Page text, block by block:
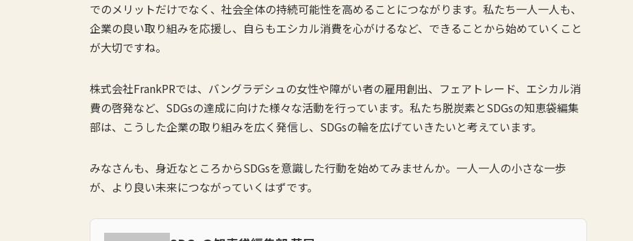
でのメリットだけでなく、社会全体の持続可能性を高めることにつながります。私たち一人一人も、
企業の良い取り組みを応援し、自らもエシカル消費を心がけるなど、できることから始めていくこと
が大切ですね。
株式会社FrankPRでは、バングラデシュの女性や障がい者の雇用創出、フェアトレード、エシカル消
費の啓発など、SDGsの達成に向けた様々な活動を行っています。私たち脱炭素とSDGsの知恵袋編集
部は、こうした企業の取り組みを広く発信し、SDGsの輪を広げていきたいと考えています。
みなさんも、身近なところからSDGsを意識した行動を始めてみませんか。一人一人の小さな一歩
が、より良い未来につながっていくはずです。